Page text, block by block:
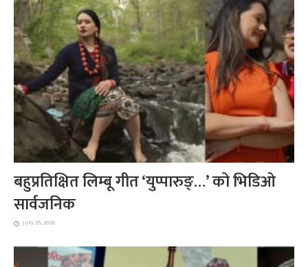
बहुप्रतिक्षित लिम्बू गीत ‘युप्पारुङ्…’ को भिडिओ
सार्वजनिक
July 25, 2026